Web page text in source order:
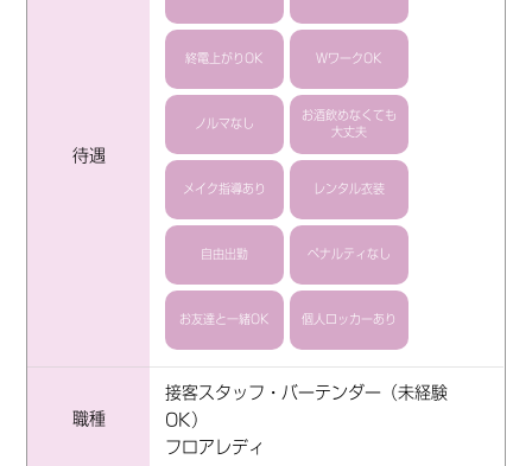
待遇
終電上がりOK WワークOK
ノルマなし
お酒飲めなくても
大丈夫
メイク指導あり レンタル衣装
自由出勤 ペナルティなし
お友達と一緒OK 個人ロッカーあり
職種
接客スタッフ・バーテンダー（未経験
OK）
フロアレディ